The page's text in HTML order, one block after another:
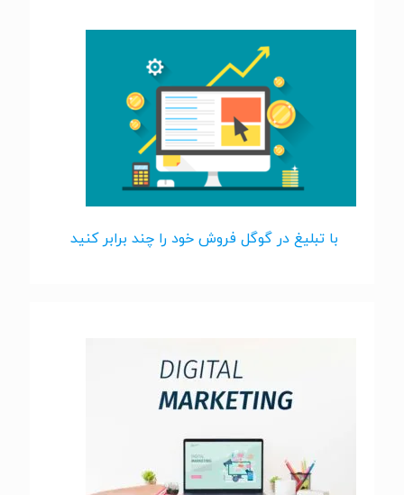
با تبلیغ در گوگل فروش خود را چند برابر کنید